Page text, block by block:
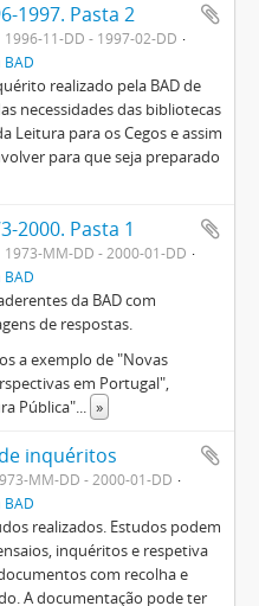
1997. Pasta 2
1996-11-DD - 1997-02-DD
realizado pela BAD de
necessidades das bibliotecas
Leitura para os Cegos e assim
para que seja preparado
2000. Pasta 1
1973-MM-DD - 2000-01-DD
da BAD com
de respostas.
a exemplo de "Novas
em Portugal",
Pública"... »
inquéritos
MM-DD - 2000-01-DD
realizados. Estudos podem
inquéritos e respetiva
com recolha e
A documentação pode ter